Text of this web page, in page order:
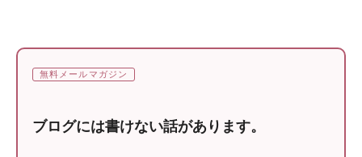
無料メールマガジン
ブログには書けない話があります。